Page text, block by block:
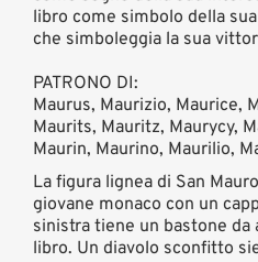
libro come simbolo della
che simboleggia la sua
PATRONO DI:
Maurus, Maurizio, Maurice,
Maurits, Mauritz, Maurycy,
Maurin, Maurino, Maurilio,
La figura lignea di San
giovane monaco con un
sinistra tiene un bastone da
libro. Un diavolo sconfitto